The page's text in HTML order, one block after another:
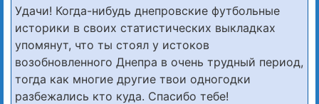
Удачи! Когда-нибудь днепровские футбольные
историки в своих статистических выкладках
упомянут, что ты стоял у истоков
возобновленного Днепра в очень трудный период,
тогда как многие другие твои одногодки
разбежались кто куда. Спасибо тебе!